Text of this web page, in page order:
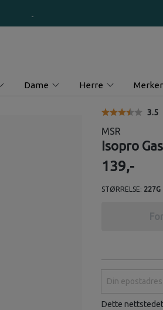
Dame Herre Merker
3.5
MSR
Isopro
139,-
STØRRELSE: 227G
Dette nettstedet